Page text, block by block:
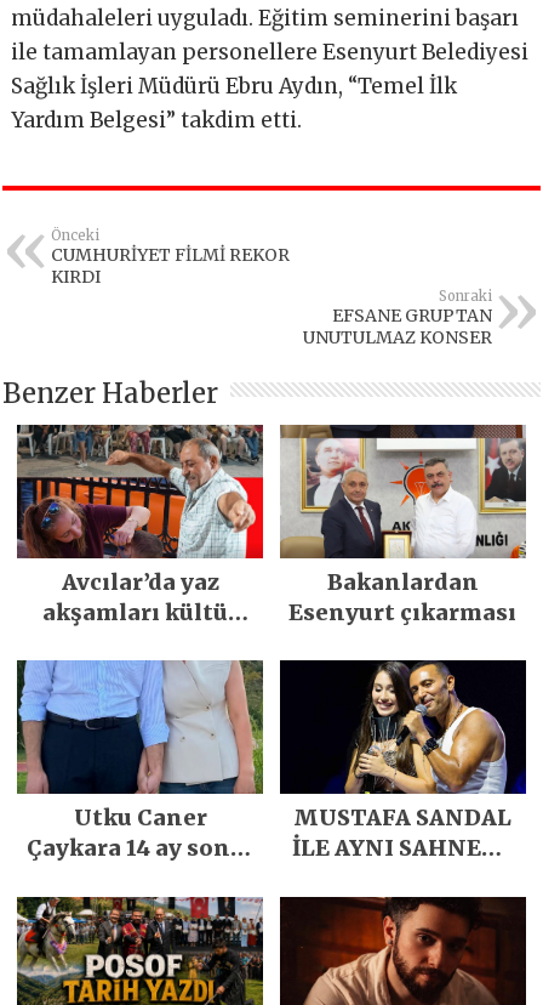
müdahaleleri uyguladı. Eğitim seminerini başarı
ile tamamlayan personellere Esenyurt Belediyesi
Sağlık İşleri Müdürü Ebru Aydın, “Temel İlk
Yardım Belgesi” takdim etti.
Önceki
CUMHURİYET FİLMİ REKOR
KIRDI
Sonraki
EFSANE GRUPTAN
UNUTULMAZ KONSER
Benzer Haberler
Avcılar’da yaz
akşamları kültür
eğlenceyle
renkleniyor
Bakanlardan
Esenyurt çıkarması
Utku Caner
Çaykara 14 ay sonra
kavuştu
MUSTAFA SANDAL
İLE AYNI SAHNEDE